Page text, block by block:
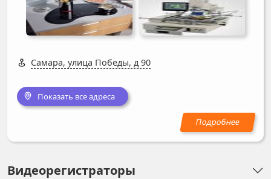
Самара, улица Победы, д 90
Показать все адреса
Видеорегистраторы